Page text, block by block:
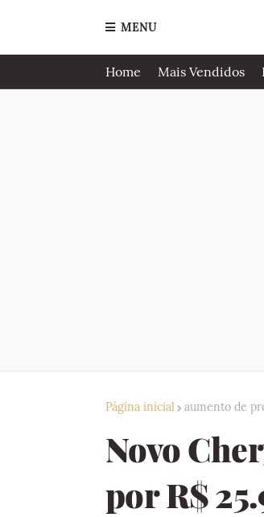
MENU
Home Mais Vendidos
Página inicial aumento de
Novo
por R$